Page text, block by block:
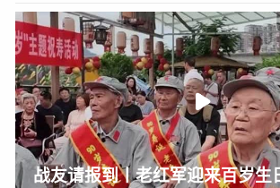
战友请报到丨老红军迎来百岁生